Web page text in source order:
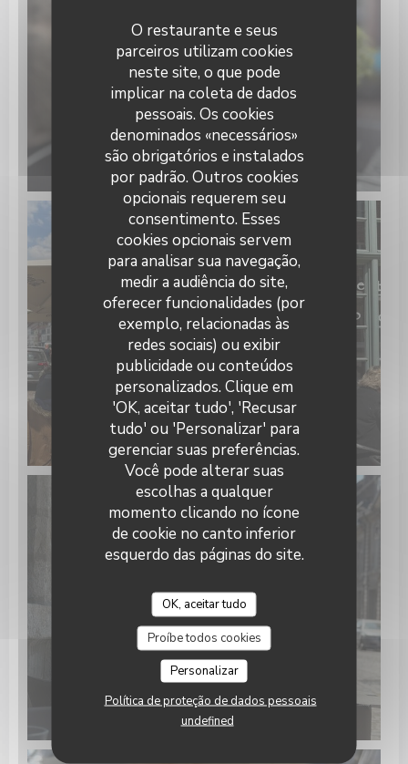
O restaurante e seus
parceiros utilizam cookies
neste site, o que pode
implicar na coleta de dados
pessoais. Os cookies
denominados «necessários»
são obrigatórios e instalados
por padrão. Outros cookies
opcionais requerem seu
consentimento. Esses
cookies opcionais servem
para analisar sua navegação,
medir a audiência do site,
oferecer funcionalidades (por
exemplo, relacionadas às
redes sociais) ou exibir
publicidade ou conteúdos
personalizados. Clique em
'OK, aceitar tudo', 'Recusar
tudo' ou 'Personalizar' para
gerenciar suas preferências.
Você pode alterar suas
escolhas a qualquer
momento clicando no ícone
de cookie no canto inferior
esquerdo das páginas do site.
OK, aceitar tudo
Proíbe todos cookies
Personalizar
Política de proteção de dados pessoais
undefined